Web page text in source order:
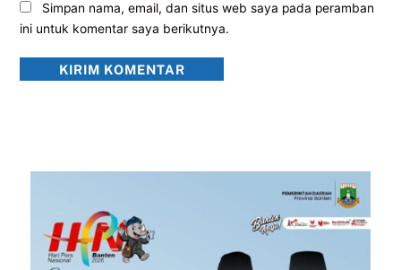
Simpan nama, email, dan situs web saya pada peramban
ini untuk komentar saya berikutnya.